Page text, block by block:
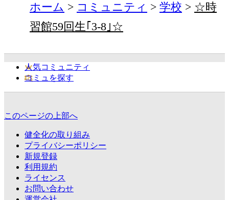
ホーム コミュニティ 学校
☆時
習館59回生｢3-8｣☆
人気コミュニティ
コミュを探す
このページの上部へ
健全化の取り組み
プライバシーポリシー
新規登録
利用規約
ライセンス
お問い合わせ